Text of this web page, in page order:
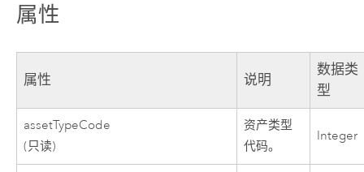
属性
属性 说明
数据类
型
assetTypeCode
(只读)
资产类型
代码。
Integer